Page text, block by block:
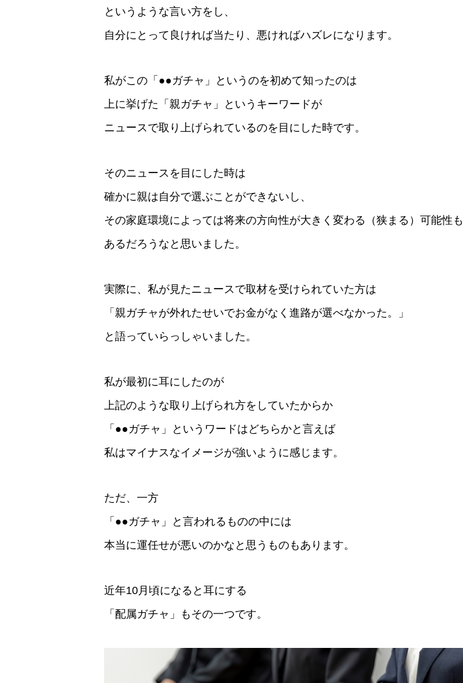
というような言い方をし、
自分にとって良ければ当たり、悪ければハズレになります。
私がこの「●●ガチャ」というのを初めて知ったのは
上に挙げた「親ガチャ」というキーワードが
ニュースで取り上げられているのを目にした時です。
そのニュースを目にした時は
確かに親は自分で選ぶことができないし、
その家庭環境によっては将来の方向性が大きく変わる（狭まる）可能性も
あるだろうなと思いました。
実際に、私が見たニュースで取材を受けられていた方は
「親ガチャが外れたせいでお金がなく進路が選べなかった。」
と語っていらっしゃいました。
私が最初に耳にしたのが
上記のような取り上げられ方をしていたからか
「●●ガチャ」というワードはどちらかと言えば
私はマイナスなイメージが強いように感じます。
ただ、一方
「●●ガチャ」と言われるものの中には
本当に運任せが悪いのかなと思うものもあります。
近年10月頃になると耳にする
「配属ガチャ」もその一つです。